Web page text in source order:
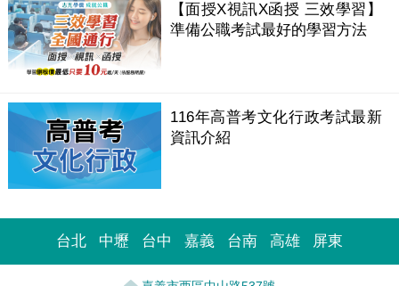
【面授X視訊X函授 三效學習】
準備公職考試最好的學習方法
116年高普考文化行政考試最新
資訊介紹
台北 中壢 台中 嘉義 台南 高雄 屏東